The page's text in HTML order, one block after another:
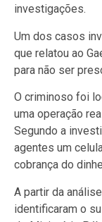
investigações.
Um dos casos
que relatou ao
para não ser
O criminoso foi
uma operação
Segundo a
agentes um
cobrança do
A partir da
identificaram o